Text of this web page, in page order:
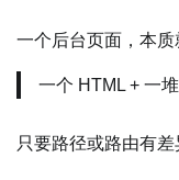
一个后台页面，本质
一个 HTML + 一
只要路径或路由有差